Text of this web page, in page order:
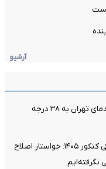
است
آرشیو
۴۰ تا ۵۰ روز گرمای نسبی در پیش داریم/ دمای تهران به ۳۸ درجه
موضع وزارت بهداشت درباره ظرفیت پزشکی کنکور ۱۴۰۵: خواستار اصلاح